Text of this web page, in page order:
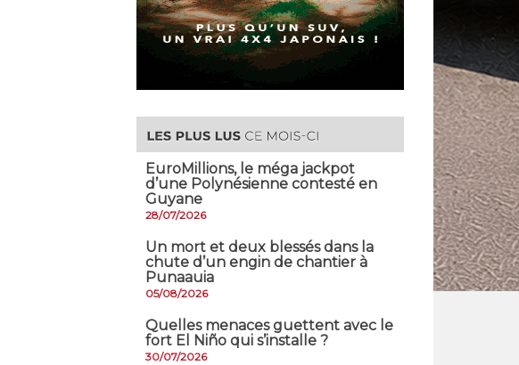
EuroMillions, ​le méga jackpot
d’une Polynésienne contesté en
Guyane
28/07/2026
​Un mort et deux blessés dans la
chute d’un engin de chantier à
Punaauia
05/08/2026
Quelles menaces guettent avec le
fort El Niño qui s’installe ?
30/07/2026